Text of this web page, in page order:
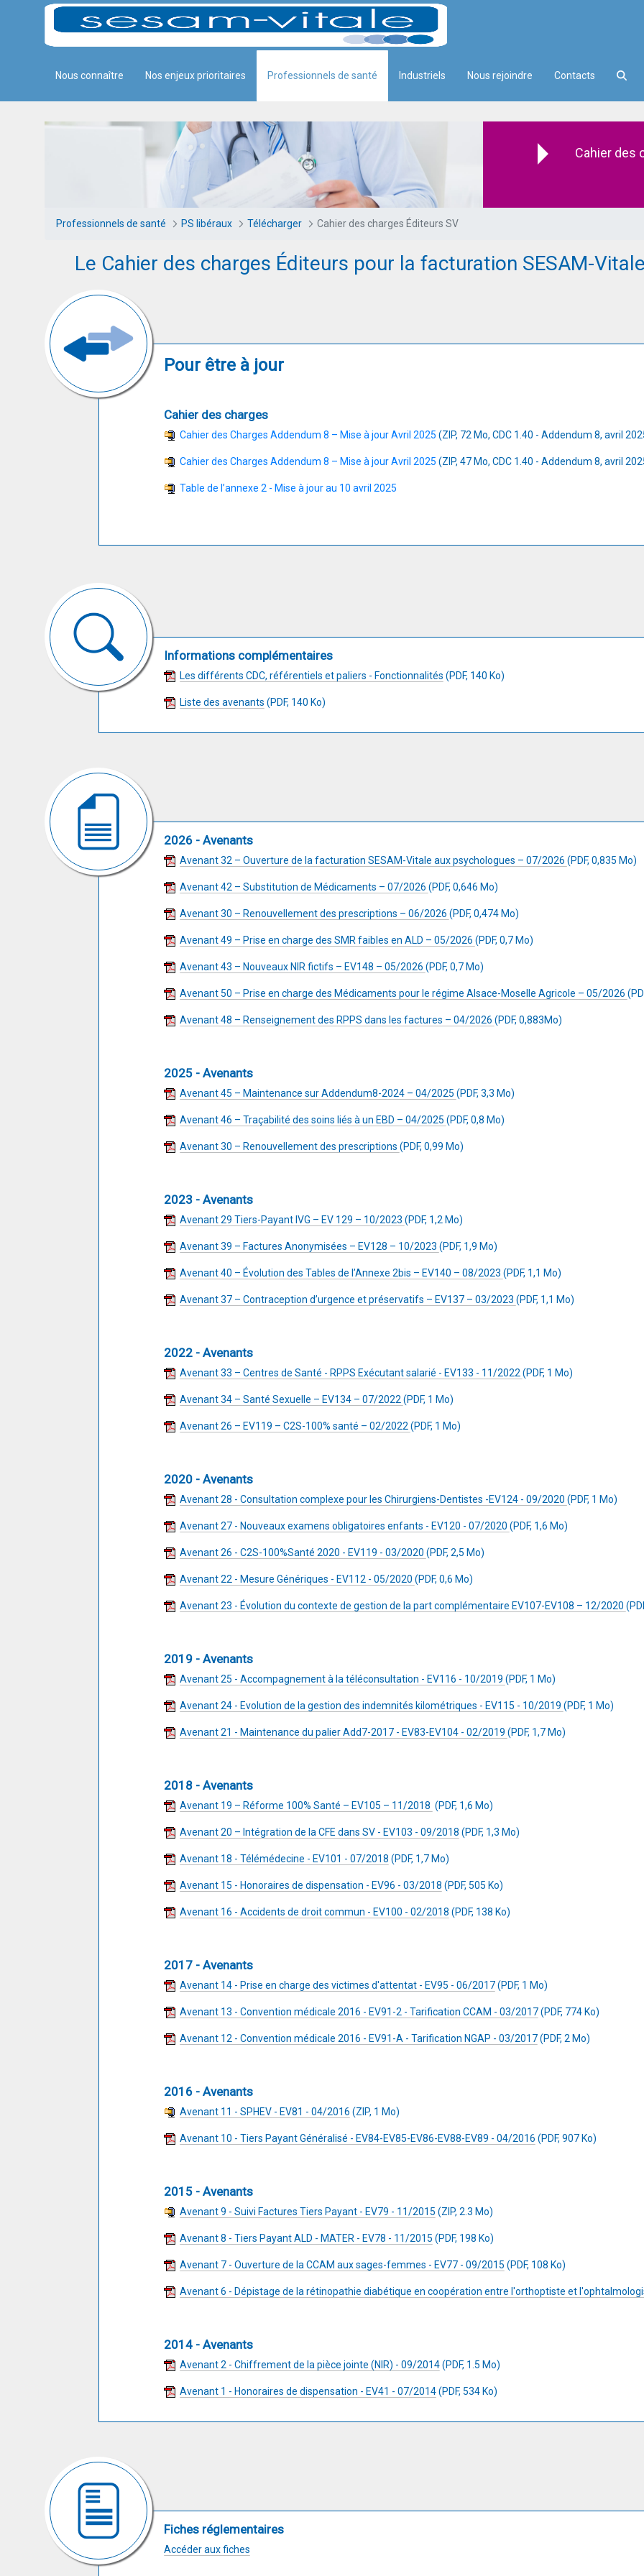
Skip to Main Content
Nous connaître Nos enjeux prioritaires Professionnels de santé Industriels Nous rejoindre Contacts
Cahier des charges Éditeurs SV
Cahier des
Professionnels de santé PS libéraux Télécharger Cahier des charges Éditeurs SV
Le Cahier des charges Éditeurs pour la facturation SESAM-
Pour être à jour
Cahier des charges
Cahier des Charges Addendum 8 – Mise à jour Avril 2025 (ZIP, 72 Mo, CDC 1.40 - Addendum 8, avril
Cahier des Charges Addendum 8 – Mise à jour Avril 2025 (ZIP, 47 Mo, CDC 1.40 - Addendum 8, avril
Table de l’annexe 2 - Mise à jour au 10 avril 2025
Informations complémentaires
Les différents CDC, référentiels et paliers - Fonctionnalités (PDF, 140 Ko)
Liste des avenants (PDF, 140 Ko)
2026 - Avenants
Avenant 32 – Ouverture de la facturation SESAM-Vitale aux psychologues – 07/2026 (PDF, 0,835 Mo)
Avenant 42 – Substitution de Médicaments – 07/2026 (PDF, 0,646 Mo)
Avenant 30 – Renouvellement des prescriptions – 06/2026 (PDF, 0,474 Mo)
Avenant 49 – Prise en charge des SMR faibles en ALD – 05/2026 (PDF, 0,7 Mo)
Avenant 43 – Nouveaux NIR fictifs – EV148 – 05/2026 (PDF, 0,7 Mo)
Avenant 50 – Prise en charge des Médicaments pour le régime Alsace-Moselle Agricole – 05/2026
Avenant 48 – Renseignement des RPPS dans les factures – 04/2026 (PDF, 0,883Mo)
2025 - Avenants
Avenant 45 – Maintenance sur Addendum8-2024 – 04/2025 (PDF, 3,3 Mo)
Avenant 46 – Traçabilité des soins liés à un EBD – 04/2025 (PDF, 0,8 Mo)
Avenant 30 – Renouvellement des prescriptions (PDF, 0,99 Mo)
2023 - Avenants
Avenant 29 Tiers-Payant IVG – EV 129 – 10/2023 (PDF, 1,2 Mo)
Avenant 39 – Factures Anonymisées – EV128 – 10/2023 (PDF, 1,9 Mo)
Avenant 40 – Évolution des Tables de l’Annexe 2bis – EV140 – 08/2023 (PDF, 1,1 Mo)
Avenant 37 – Contraception d’urgence et préservatifs – EV137 – 03/2023 (PDF, 1,1 Mo)
2022 - Avenants
Avenant 33 – Centres de Santé - RPPS Exécutant salarié - EV133 - 11/2022 (PDF, 1 Mo)
Avenant 34 – Santé Sexuelle – EV134 – 07/2022 (PDF, 1 Mo)
Avenant 26 – EV119 – C2S-100% santé – 02/2022 (PDF, 1 Mo)
2020 - Avenants
Avenant 28 - Consultation complexe pour les Chirurgiens-Dentistes -EV124 - 09/2020 (PDF, 1 Mo)
Avenant 27 - Nouveaux examens obligatoires enfants - EV120 - 07/2020 (PDF, 1,6 Mo)
Avenant 26 - C2S-100%Santé 2020 - EV119 - 03/2020 (PDF, 2,5 Mo)
Avenant 22 - Mesure Génériques - EV112 - 05/2020 (PDF, 0,6 Mo)
Avenant 23 - Évolution du contexte de gestion de la part complémentaire EV107-EV108 – 12/2020
2019 - Avenants
Avenant 25 - Accompagnement à la téléconsultation - EV116 - 10/2019 (PDF, 1 Mo)
Avenant 24 - Evolution de la gestion des indemnités kilométriques - EV115 - 10/2019 (PDF, 1 Mo)
Avenant 21 - Maintenance du palier Add7-2017 - EV83-EV104 - 02/2019 (PDF, 1,7 Mo)
2018 - Avenants
Avenant 19 – Réforme 100% Santé – EV105 – 11/2018 (PDF, 1,6 Mo)
Avenant 20 – Intégration de la CFE dans SV - EV103 - 09/2018 (PDF, 1,3 Mo)
Avenant 18 - Télémédecine - EV101 - 07/2018 (PDF, 1,7 Mo)
Avenant 15 - Honoraires de dispensation - EV96 - 03/2018 (PDF, 505 Ko)
Avenant 16 - Accidents de droit commun - EV100 - 02/2018 (PDF, 138 Ko)
2017 - Avenants
Avenant 14 - Prise en charge des victimes d'attentat - EV95 - 06/2017(PDF, 1 Mo)
Avenant 13 - Convention médicale 2016 - EV91-2 - Tarification CCAM - 03/2017(PDF, 774 Ko)
Avenant 12 - Convention médicale 2016 - EV91-A - Tarification NGAP - 03/2017(PDF, 2 Mo)
2016 - Avenants
Avenant 11 - SPHEV - EV81 - 04/2016 (ZIP, 1 Mo)
Avenant 10 - Tiers Payant Généralisé - EV84-EV85-EV86-EV88-EV89 - 04/2016 (PDF, 907 Ko)
2015 - Avenants
Avenant 9 - Suivi Factures Tiers Payant - EV79 - 11/2015 (ZIP, 2.3 Mo)
Avenant 8 - Tiers Payant ALD - MATER - EV78 - 11/2015 (PDF, 198 Ko)
Avenant 7 - Ouverture de la CCAM aux sages-femmes - EV77 - 09/2015 (PDF, 108 Ko)
Avenant 6 - Dépistage de la rétinopathie diabétique en coopération entre l'orthoptiste et
2014 - Avenants
Avenant 2 - Chiffrement de la pièce jointe (NIR) - 09/2014(PDF, 1.5 Mo)
Avenant 1 - Honoraires de dispensation - EV41 - 07/2014(PDF, 534 Ko)
Fiches réglementaires
Accéder aux fiches
Panneau de gestion des cookies